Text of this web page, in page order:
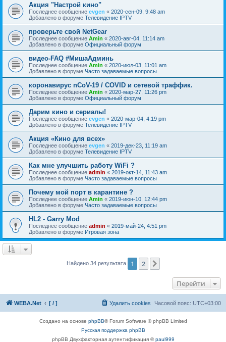
Акция "Настрой кино"
Последнее сообщение evgen « 2020-сен-09, 9:48 am
Добавлено в форуме Телевидение IPTV
проверьте свой NetGear
Последнее сообщение Amin « 2020-авг-04, 11:14 am
Добавлено в форуме Официальный форум
видео-FAQ #МишаАдминь
Последнее сообщение Amin « 2020-июл-03, 11:01 am
Добавлено в форуме Часто задаваемые вопросы
коронавирус nCoV-19 / COVID и сетевой траффик.
Последнее сообщение Amin « 2020-мар-27, 11:26 pm
Добавлено в форуме Официальный форум
Дарим кино и сериалы!
Последнее сообщение evgen « 2020-мар-04, 4:19 pm
Добавлено в форуме Телевидение IPTV
Акция «Кино для всех»
Последнее сообщение evgen « 2019-дек-23, 11:19 am
Добавлено в форуме Телевидение IPTV
Как мне улучшить работу WiFi ?
Последнее сообщение admin « 2019-окт-14, 11:43 am
Добавлено в форуме Часто задаваемые вопросы
Почему мой порт в карантине ?
Последнее сообщение Amin « 2019-июн-10, 12:44 pm
Добавлено в форуме Часто задаваемые вопросы
HL2 - Garry Mod
Последнее сообщение admin « 2019-май-24, 4:51 pm
Добавлено в форуме Игровая зона
Найдено 34 результата 1 2
Перейти
WEBA.Net [ / ] Часовой пояс: UTC+03:00
Удалить cookies
Создано на основе phpBB® Forum Software © phpBB Limited
Русская поддержка phpBB
phpBB Двухфакторная аутентификация ©paul999